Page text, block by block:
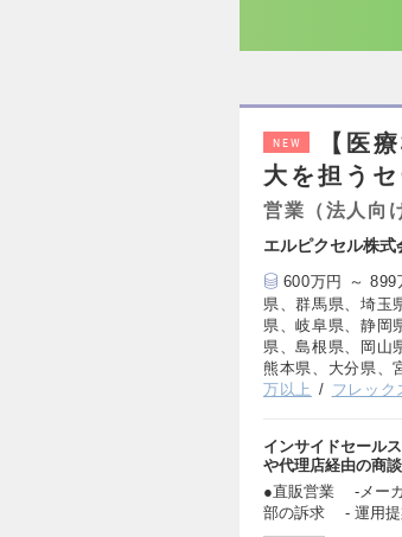
NEW
【医
大を担う
営業（法人向
エルピクセル株式
600万円 ～ 899
県、群馬県、埼玉
県、岐阜県、静岡
県、島根県、岡山
熊本県、大分県、
万以上
フレック
インサイドセール
や代理店経由の商
●直販営業 -メー
部の訴求 - 運用提